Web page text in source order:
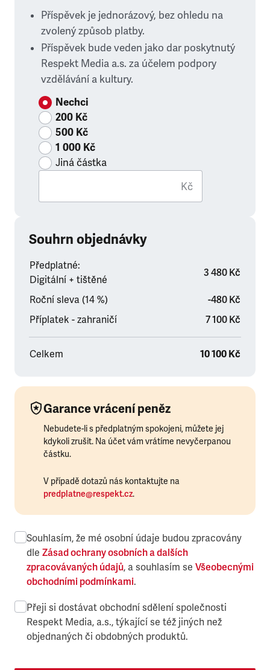
Příspěvek je jednorázový, bez ohledu na
zvolený způsob platby.
Příspěvek bude veden jako dar poskytnutý
Respekt Media a.s. za účelem podpory
vzdělávání a kultury.
Nechci
200 Kč
500 Kč
1 000 Kč
Jiná částka
Kč
Souhrn objednávky
Předplatné:
Digitální + tištěné
3 480 Kč
Roční sleva (14 %)
-480 Kč
Příplatek - zahraničí
7 100 Kč
Celkem 10 100 Kč
Garance vrácení peněz
Nebudete-li s předplatným spokojeni, můžete jej
kdykoli zrušit. Na účet vám vrátíme nevyčerpanou
částku.
V případě dotazů nás kontaktujte na
predplatne@respekt.cz.
Souhlasím, že mé osobní údaje budou zpracovány
dle Zásad ochrany osobních a dalších
zpracovávaných údajů, a souhlasím se Všeobecnými
obchodními podmínkami.
Přeji si dostávat obchodní sdělení společnosti
Respekt Media, a.s., týkající se též jiných než
objednaných či obdobných produktů.